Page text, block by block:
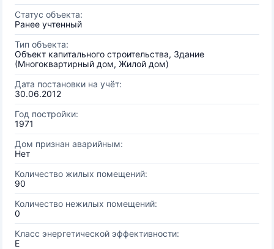
Статус объекта:
Ранее учтенный
Тип объекта:
Объект капитального строительства, Здание
(Многоквартирный дом, Жилой дом)
Дата постановки на учёт:
30.06.2012
Год постройки:
1971
Дом признан аварийным:
Нет
Количество жилых помещений:
90
Количество нежилых помещений:
0
Класс энергетической эффективности:
E